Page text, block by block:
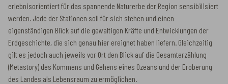
erlebnisorientiert für das spannende Naturerbe der Region sensibilisiert
werden. Jede der Stationen soll für sich stehen und einen
eigenständigen Blick auf die gewaltigen Kräfte und Entwicklungen der
Erdgeschichte, die sich genau hier ereignet haben liefern. Gleichzeitig
gilt es jedoch auch jeweils vor Ort den Blick auf die Gesamterzählung
(Metastory) des Kommens und Gehens eines Ozeans und der Eroberung
des Landes als Lebensraum zu ermöglichen.